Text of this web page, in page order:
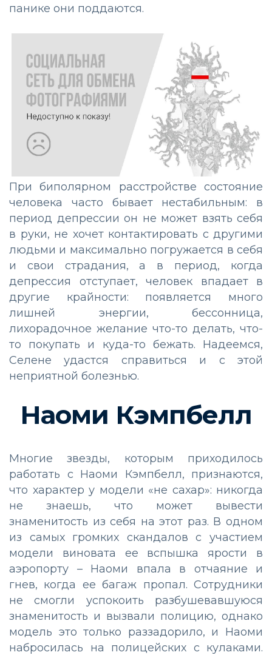
панике они поддаются.
При биполярном расстройстве состояние
человека часто бывает нестабильным: в
период депрессии он не может взять себя
в руки, не хочет контактировать с другими
людьми и максимально погружается в себя
и свои страдания, а в период, когда
депрессия отступает, человек впадает в
другие крайности: появляется много
лишней энергии, бессонница,
лихорадочное желание что-то делать, что-
то покупать и куда-то бежать. Надеемся,
Селене удастся справиться и с этой
неприятной болезнью.
Наоми Кэмпбелл
Многие звезды, которым приходилось
работать с Наоми Кэмпбелл, признаются,
что характер у модели «не сахар»: никогда
не знаешь, что может вывести
знаменитость из себя на этот раз. В одном
из самых громких скандалов с участием
модели виновата ее вспышка ярости в
аэропорту – Наоми впала в отчаяние и
гнев, когда ее багаж пропал. Сотрудники
не смогли успокоить разбушевавшуюся
знаменитость и вызвали полицию, однако
модель это только раззадорило, и Наоми
набросилась на полицейских с кулаками.